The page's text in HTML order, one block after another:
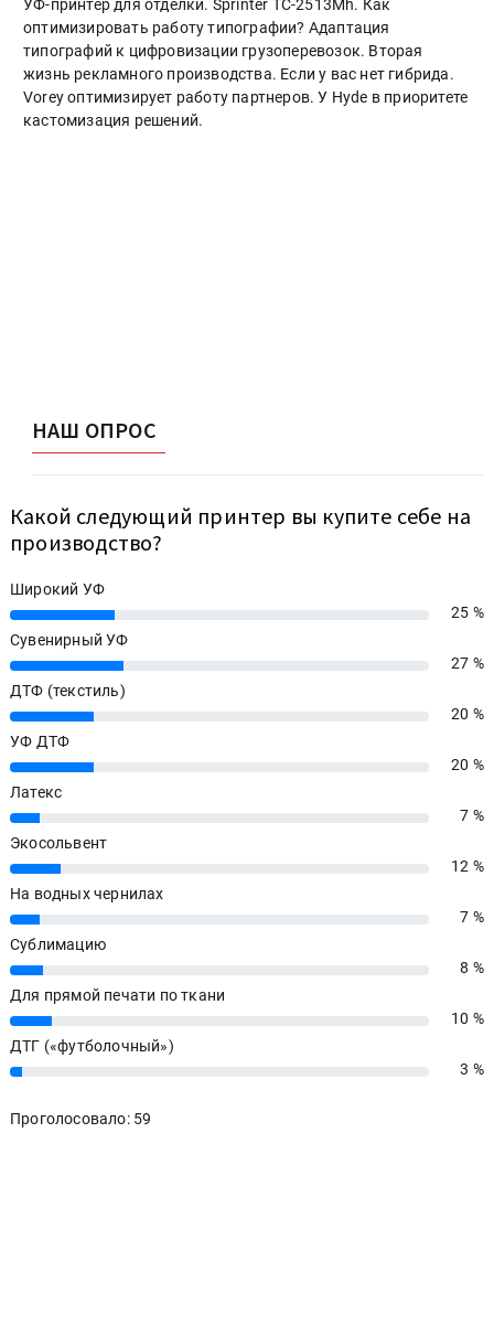
УФ-принтер для отделки. Sprinter ТС-2513Mh. Как
оптимизировать работу типографии? Адаптация
типографий к цифровизации грузоперевозок. Вторая
жизнь рекламного производства. Если у вас нет гибрида.
Vorey оптимизирует работу партнеров. У Hyde в приоритете
кастомизация решений.
НАШ ОПРОС
Какой следующий принтер вы купите себе на
производство?
Широкий УФ
25%
25 %
Сувенирный УФ
27%
27 %
ДТФ (текстиль)
20%
20 %
УФ ДТФ
20%
20 %
Латекс
7%
7 %
Экосольвент
12%
12 %
На водных чернилах
7%
7 %
Сублимацию
8%
8 %
Для прямой печати по ткани
10%
10 %
ДТГ («футболочный»)
3% 3 %
Проголосовало: 59